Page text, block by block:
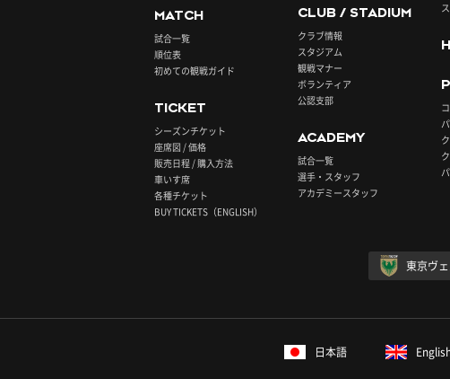
MATCH
試合一覧
順位表
初めての観戦ガイド
TICKET
シーズンチケット
座席図 / 価格
販売日程 / 購入方法
車いす席
各種チケット
BUY TICKETS（ENGLISH）
CLUB / STADIUM
クラブ情報
スタジアム
観戦マナー
ボランティア
公認支部
ACADEMY
試合一覧
選手・スタッフ
アカデミースタッフ
東京ヴ
日本語